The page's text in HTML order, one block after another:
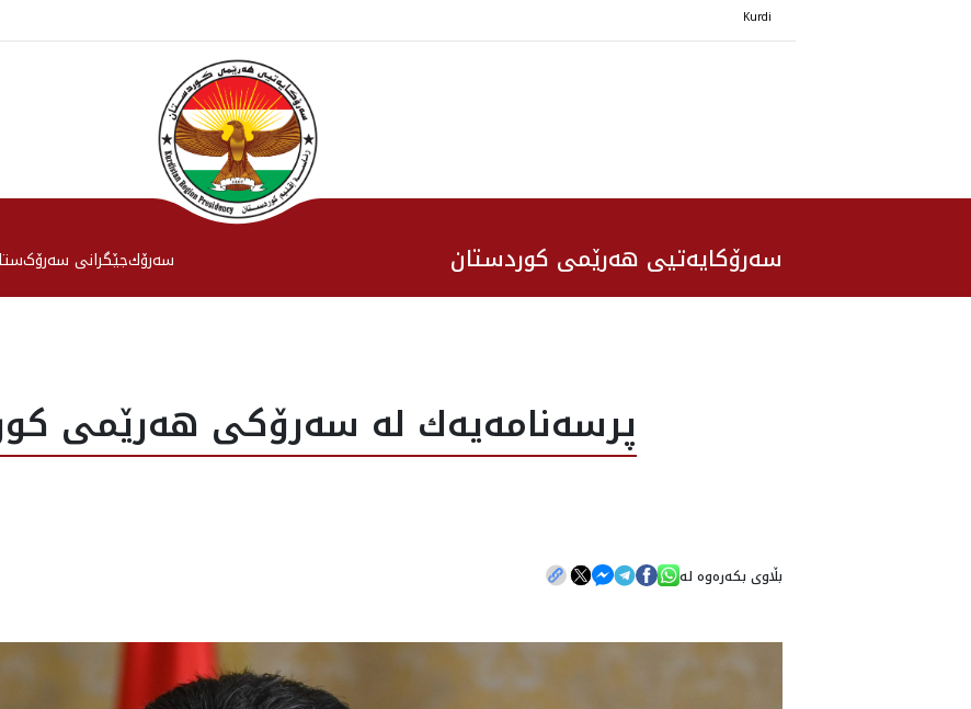
Kurdi
سەرۆکایەتیی هەرێمی کوردستان سەرۆكجێگرانی سه‌رۆک
پرسه‌نامه‌يه‌ك له‌ سه‌رۆكى هه‌رێمى
بڵاوی بکەرەوە لە